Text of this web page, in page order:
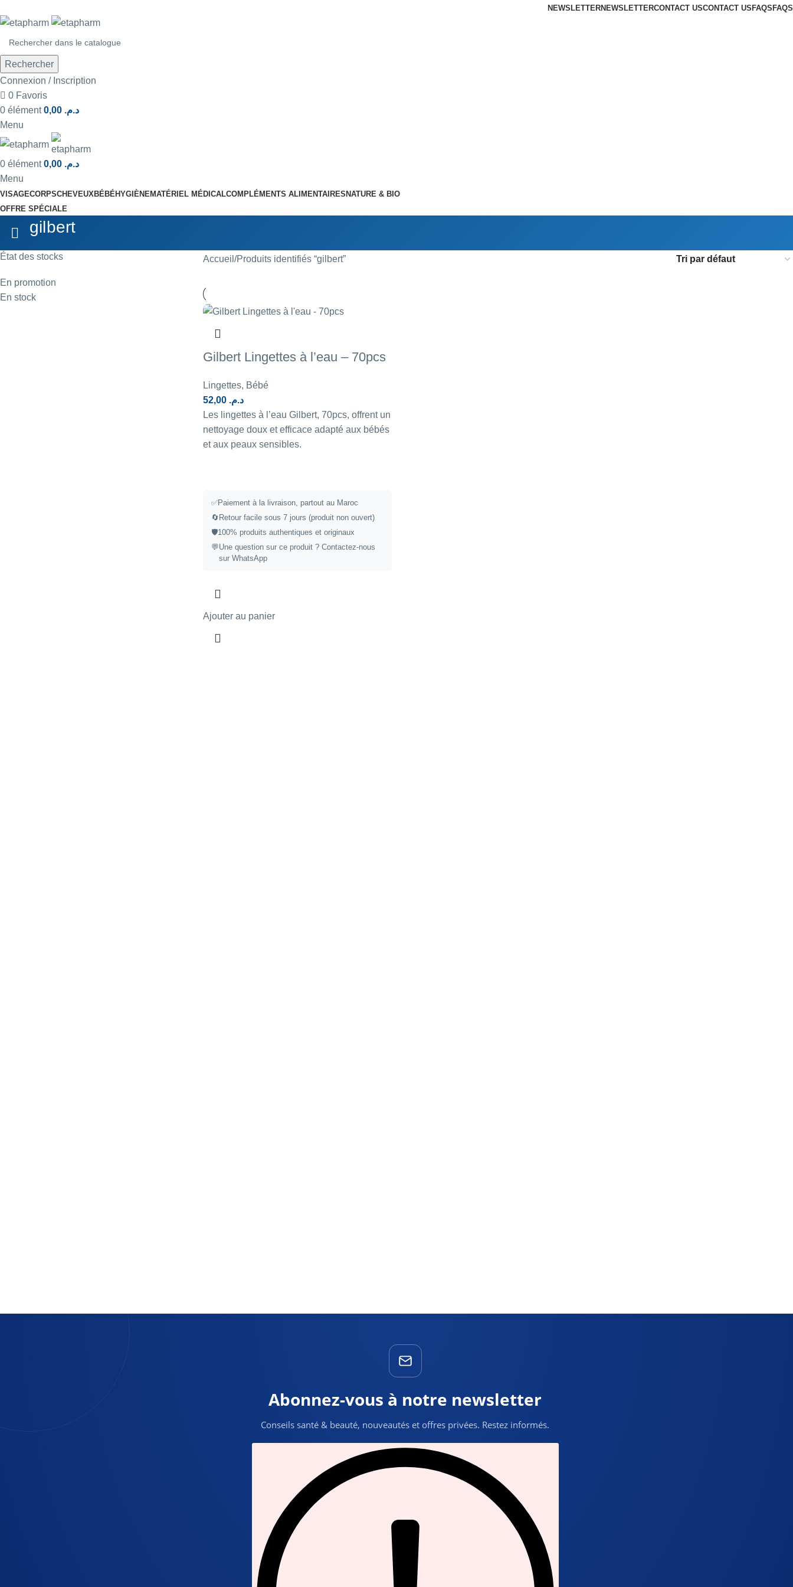
NEWSLETTERNEWSLETTERCONTACT USCONTACT US FAQS FAQS
Rechercher
Connexion / Inscription
0 Favoris
0 élément د.م.
Menu
0 élément د.م.
Menu
VISAGECORPSCHEVEUXBÉBÉHYGIÈNEMATÉRIEL MÉDICALCOMPLÉMENTS ALIMENTAIRES NATURE & BIO
OFFRE SPÉCIALE
gilbert
État des stocks
En promotion
En stock
Accueil Produits identifiés “gilbert”
Gilbert Lingettes à l’eau – 70pcs
Lingettes, Bébé
د.م. 52,00
Les lingettes à l’eau Gilbert, 70pcs, offrent un
nettoyage doux et efficace adapté aux bébés
et aux peaux sensibles.
✅Paiement à la livraison, partout au Maroc
🔄Retour facile sous 7 jours (produit non ouvert)
🛡️100% produits authentiques et originaux
💬Une question sur ce produit ? Contactez-nous
sur WhatsApp
Ajouter au panier
Abonnez-vous à notre newsletter
Conseils santé & beauté, nouveautés et offres privées. Restez informés.